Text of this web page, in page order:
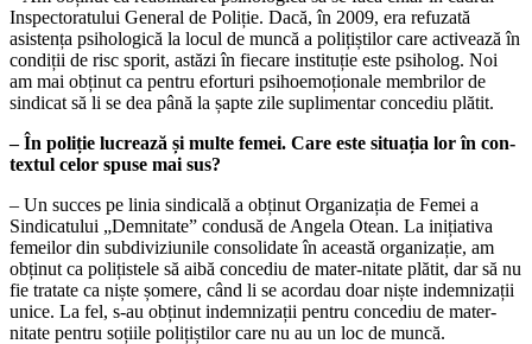
Inspectoratului General de Poliție. Dacă, în 2009, era refu­zată
asistența psihologică la locul de mun­că a polițiștilor care activează în
condiții de risc sporit, astăzi în fiecare instituție este psiholog. Noi
am mai obținut ca pen­tru eforturi psihoemoționale membrilor de
sindicat să li se dea până la șapte zile suplimentar concediu plătit.
– În poliție lucrează și multe fe­mei. Care este situația lor în con­
textul celor spuse mai sus?
– Un succes pe linia sindicală a obținut Organizația de Femei a
Sindicatului „Demnitate” condusă de Angela Otean. La inițiativa
femeilor din subdiviziunile con­solidate în această organizație, am
obținut ca polițistele să aibă concediu de mater-nitate plătit, dar să nu
fie tratate ca niște șomere, când li se acordau doar niște indemnizații
unice. La fel, s-au obținut indemnizații pentru concediu de mater-
nitate pentru soțiile polițiștilor care nu au un loc de muncă.